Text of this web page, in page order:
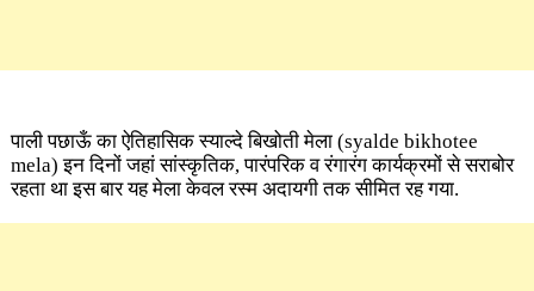
पाली पछाऊँ का ऐतिहासिक स्याल्दे बिखोती मेला ​(syalde bikhotee
mela) इन दिनों जहां सांस्कृतिक, पारंपरिक व रंगारंग कार्यक्रमों से सराबोर
रहता था इस बार यह मेला केवल रस्म अदायगी तक सीमित रह गया.